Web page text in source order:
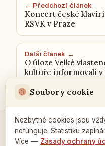
← Předchozí článek
Koncert české
RSVK v Praze
Další článek →
O úloze Velké
kultuře informovali v
Soubory cookie
Nezbytné cookies jsou
nefunguje. Statistiku
Více — Zásady ochrany